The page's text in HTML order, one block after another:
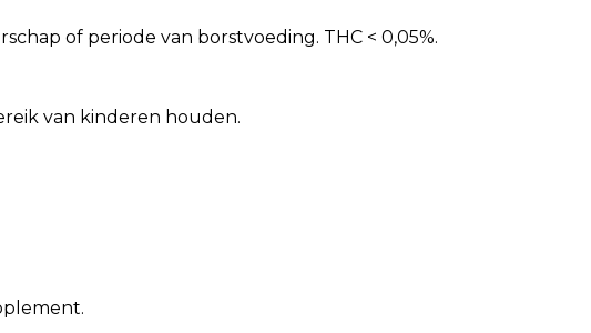
of periode van borstvoeding. THC < 0,05%.
van kinderen houden.